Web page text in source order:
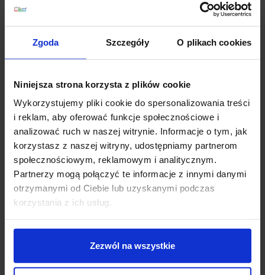
Zgoda Szczegóły O plikach cookies
Niniejsza strona korzysta z plików cookie
Wykorzystujemy pliki cookie do spersonalizowania treści
i reklam, aby oferować funkcje społecznościowe i
analizować ruch w naszej witrynie. Informacje o tym, jak
korzystasz z naszej witryny, udostępniamy partnerom
społecznościowym, reklamowym i analitycznym.
Partnerzy mogą połączyć te informacje z innymi danymi
otrzymanymi od Ciebie lub uzyskanymi podczas
korzystania z ich usług.
Zezwól na wszystkie
Szerokość: 7 cm
Kolor: biały
Maksymalna moc: 7W
Informacje dodatkowe:
brak żarówek w komplecie
Szczegóły produktu
Zobacz także
Promocja Promocja